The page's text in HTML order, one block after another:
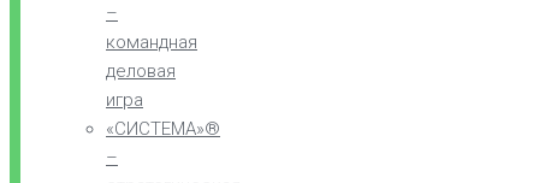
–
командная
деловая
игра
«СИСТЕМА»®
–